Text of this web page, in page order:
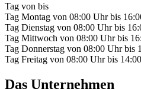
Tag von bis
Tag Montag von 08:00 Uhr bis
Tag Dienstag von 08:00 Uhr bis
Tag Mittwoch von 08:00 Uhr bis
Tag Donnerstag von 08:00 Uhr bis
Tag Freitag von 08:00 Uhr bis
Das Unternehmen